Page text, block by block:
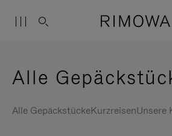
Alle
Alle GepäckstückeKurzreisenUnsere